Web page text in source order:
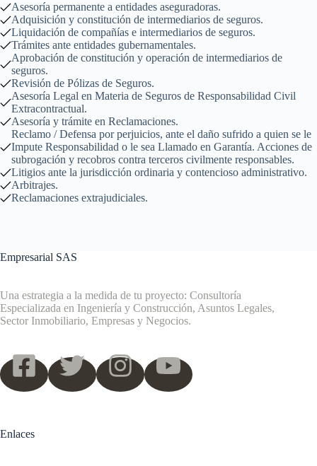
Asesoría permanente a entidades aseguradoras.
Adquisición y constitución de intermediarios de seguros.
Liquidación de compañías e intermediarios de seguros.
Trámites ante entidades gubernamentales.
Aprobación de constitución y operación de intermediarios de
seguros.
Revisión de Pólizas de Seguros.
Asesoría Legal en Materia de Seguros de Responsabilidad Civil
Extracontractual.
Asesoría y trámite en Reclamaciones.
Reclamo / Defensa por perjuicios, ante el daño sufrido a quien se le
Impute Responsabilidad o le sea Llamado en Garantía. Acciones de
subrogación y recobros contra terceros civilmente responsables.
Litigios ante la jurisdicción ordinaria y contencioso administrativo.
Arbitrajes.
Reclamaciones extrajudiciales.
Empresarial SAS
Una estrategia a la medida de tu proyecto: Consultoría
Especializada en Ingeniería y Construcción, Asuntos Legales,
Sector Inmobiliario, Empresas y Negocios.
Enlaces